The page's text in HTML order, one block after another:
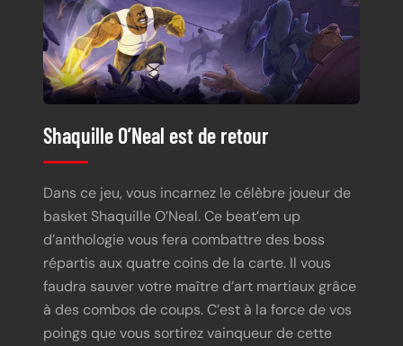
Shaquille O’Neal est de retour
Dans ce jeu, vous incarnez le célèbre joueur de
basket Shaquille O’Neal. Ce beat’em up
d’anthologie vous fera combattre des boss
répartis aux quatre coins de la carte. Il vous
faudra sauver votre maître d’art martiaux grâce
à des combos de coups. C’est à la force de vos
poings que vous sortirez vainqueur de cette